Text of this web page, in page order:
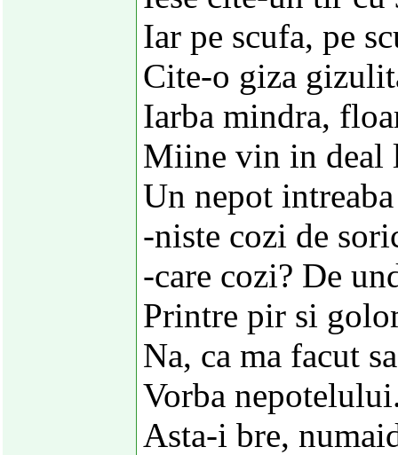
Iar pe scufa, pe
Cite-o giza
Iarba mindra,
Miine vin in deal
Un nepot
-niste cozi de
-care cozi? De
Printre pir si
Na, ca ma facut
Vorba
Asta-i bre,